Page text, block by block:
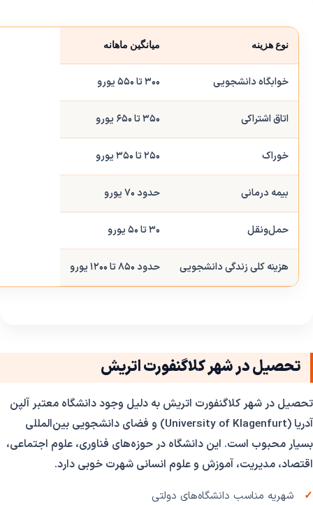
نوع هزینه میانگین ماهانه
خوابگاه دانشجویی ۳۰۰ تا ۵۵۰ یورو
اتاق اشتراکی ۳۵۰ تا ۶۵۰ یورو
خوراک ۲۵۰ تا ۳۵۰ یورو
بیمه درمانی حدود ۷۰ یورو
حمل‌ونقل ۳۰ تا ۵۰ یورو
هزینه کلی زندگی دانشجویی حدود ۸۵۰ تا ۱۲۰۰ یورو
تحصیل در شهر کلاگنفورت اتریش
تحصیل در شهر کلاگنفورت اتریش به دلیل وجود دانشگاه معتبر آلپن
آدریا (University of Klagenfurt) و فضای دانشجویی بین‌المللی
بسیار محبوب است. این دانشگاه در حوزه‌های فناوری، علوم اجتماعی،
اقتصاد، مدیریت، آموزش و علوم انسانی شهرت خوبی دارد.
شهریه مناسب دانشگاه‌های دولتی